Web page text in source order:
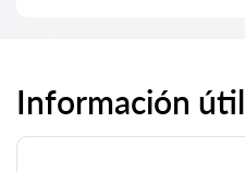
Información útil